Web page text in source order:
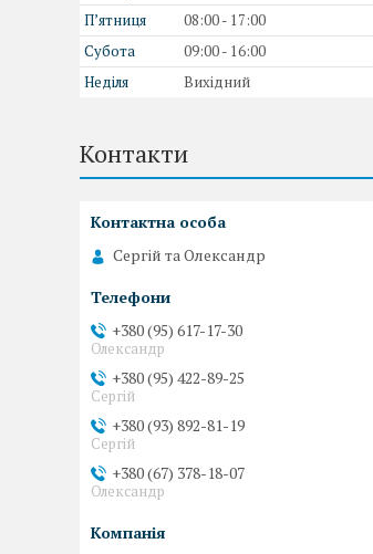
Пʼятниця
08:00
17:00
Субота
09:00
16:00
Неділя
Вихідний
Контакти
Сергій та Олександр
+380 (95) 617-17-30
Олександр
+380 (95) 422-89-25
Сергій
+380 (93) 892-81-19
Сергій
+380 (67) 378-18-07
Олександр